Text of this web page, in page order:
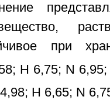
вещество,
при
H 6,75; N
H 6,65; N